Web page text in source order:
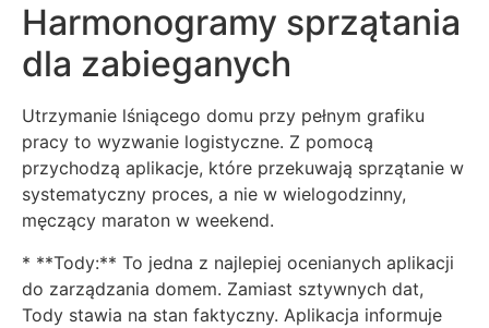
Harmonogramy sprzątania
dla zabieganych
Utrzymanie lśniącego domu przy pełnym grafiku
pracy to wyzwanie logistyczne. Z pomocą
przychodzą aplikacje, które przekuwają sprzątanie w
systematyczny proces, a nie w wielogodzinny,
męczący maraton w weekend.
* **Tody:** To jedna z najlepiej ocenianych aplikacji
do zarządzania domem. Zamiast sztywnych dat,
Tody stawia na stan faktyczny. Aplikacja informuje